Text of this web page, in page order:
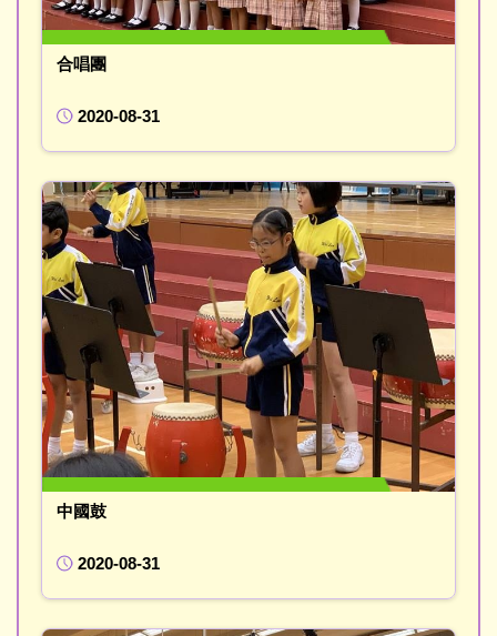
合唱團
2020-08-31
中國鼓
2020-08-31